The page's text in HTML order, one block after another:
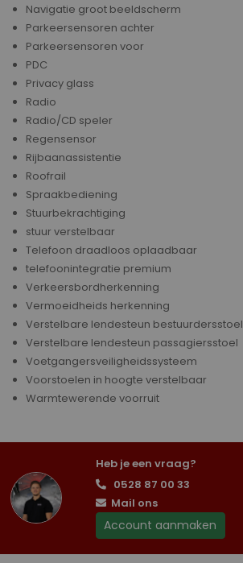
Navigatie groot beeldscherm
Parkeersensoren achter
Parkeersensoren voor
PDC
Privacy glass
Radio
Radio/CD speler
Regensensor
Rijbaanassistentie
Roofrail
Spraakbediening
Stuurbekrachtiging
stuur verstelbaar
Telefoon draadloos oplaadbaar
telefoonintegratie premium
Verkeersbordherkenning
Vermoeidheids herkenning
Verstelbare lendesteun bestuurdersstoel
Verstelbare lendesteun passagiersstoel
Voetgangersveiligheidssysteem
Voorstoelen in hoogte verstelbaar
Warmtewerende voorruit
Heb je een vraag?
0528 87 00 33
Mail ons
Account aanmaken